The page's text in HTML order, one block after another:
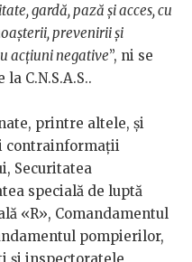
gardă, pază și acces, cu
prevenirii și
acțiuni negative”, ni se
C.N.S.A.S..
printre altele, și
contrainformații
Securitatea
specială de luptă
«R», Comandamentul
pompierilor,
și inspectoratele